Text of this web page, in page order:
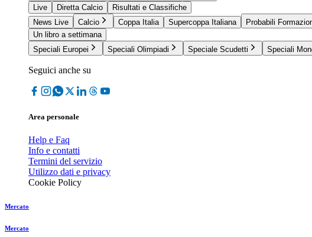
Live
Diretta Calcio
Risultati e Classifiche
News Live
Calcio Coppa Italia Supercoppa Italiana Probabili
Un libro a settimana
Speciali Europei
Speciali Olimpiadi Speciale Scudetti Speciali
Seguici anche su
Area personale
Help e Faq
Info e contatti
Termini del servizio
Utilizzo dati e privacy
Cookie Policy
Mercato
Mercato